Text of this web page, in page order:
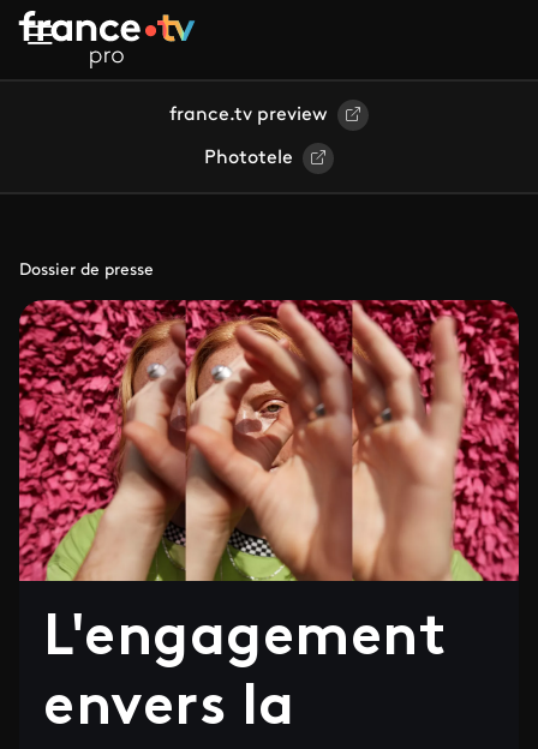
Aller au contenu principal
france.tv preview
Phototele
Dossier de presse
L'engagement
envers la